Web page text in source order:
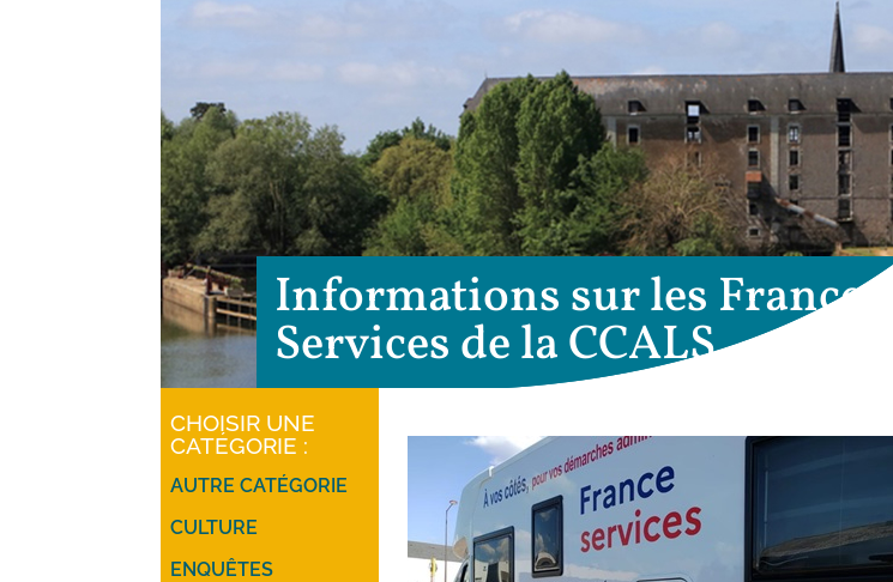
Informations sur les France
Services de la CCALS
CHOISIR UNE
CATÉGORIE :
AUTRE CATÉGORIE
CULTURE
ENQUÊTES